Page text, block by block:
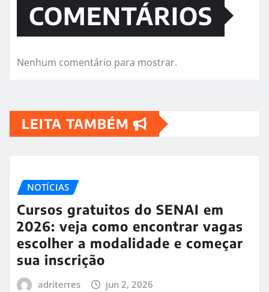
COMENTÁRIOS
Nenhum comentário para mostrar.
LEITA TAMBÉM
NOTÍCIAS
Cursos gratuitos do SENAI em
2026: veja como encontrar vagas
escolher a modalidade e começar
sua inscrição
adriterres jun 2, 2026